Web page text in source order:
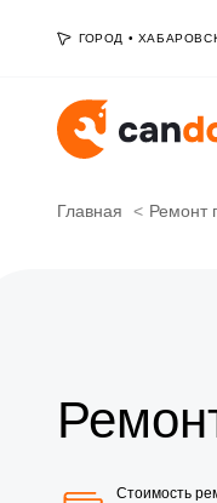
ГОРОД •
Главная Ремонт
Стоимость